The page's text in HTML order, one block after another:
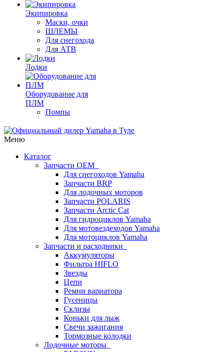
Экипировка
Маски, очки
ШЛЕМЫ
Для снегохода
Для АТВ
Лодки
Оборудование для
ПЛМ
Помпы
Меню
Каталог
Запчасти OEM
Для снегоходов Yamaha
Запчасти BRP
Для лодочных моторов
Запчасти POLARIS
Запчасти Arctic Cat
Для гидроциклов Yamaha
Для мотовездеходов Yamaha
Для мотоциклов Yamaha
Запчасти и расходники
Аккумуляторы
Фильтра HIFLO
Звезды
Цепи
Ремни вариатора
Гусеницы
Склизы
Коньки для лыж
Свечи зажигания
Тормозные колодки
Лодочные моторы